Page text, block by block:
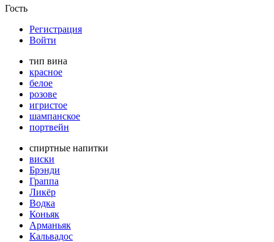
Гость
Регистрация
Войти
тип вина
красное
белое
розове
игристое
шампанское
портвейн
спиртные напитки
виски
Брэнди
Граппа
Ликёр
Водка
Коньяк
Арманьяк
Кальвадос